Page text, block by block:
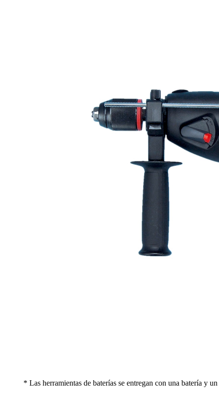
* Las herramientas de baterías se entregan con una batería y